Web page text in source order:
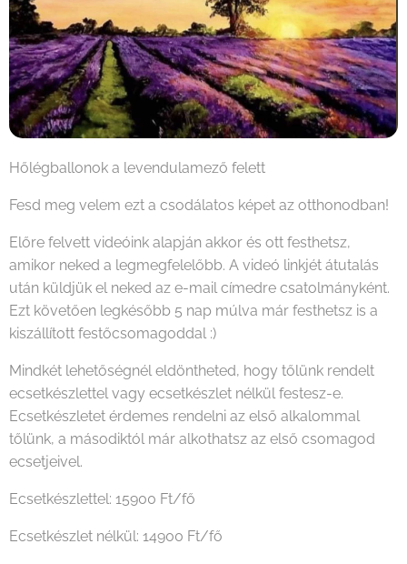
Hőlégballonok a levendulamező felett
Fesd meg velem ezt a csodálatos képet az otthonodban!
Előre felvett videóink alapján akkor és ott festhetsz,
amikor neked a legmegfelelőbb. A videó linkjét átutalás
után küldjük el neked az e-mail címedre csatolmányként.
Ezt követően legkésőbb 5 nap múlva már festhetsz is a
kiszállított festőcsomagoddal :)
Mindkét lehetőségnél eldöntheted, hogy tőlünk rendelt
ecsetkészlettel vagy ecsetkészlet nélkül festesz-e.
Ecsetkészletet érdemes rendelni az első alkalommal
tőlünk, a másodiktól már alkothatsz az első csomagod
ecsetjeivel.
Ecsetkészlettel: 15900 Ft/fő
Ecsetkészlet nélkül: 14900 Ft/fő